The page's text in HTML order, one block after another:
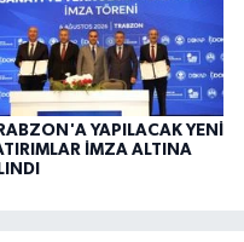
YAPILACAK YENİ
İMZA ALTINA